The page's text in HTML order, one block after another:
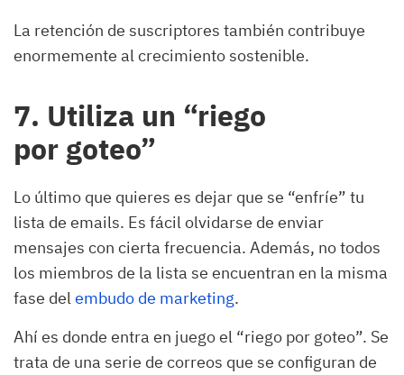
La retención de suscriptores también contribuye
enormemente al crecimiento sostenible.
7. Utiliza un “riego
por goteo”
Lo último que quieres es dejar que se “enfríe” tu
lista de emails. Es fácil olvidarse de enviar
mensajes con cierta frecuencia. Además, no todos
los miembros de la lista se encuentran en la misma
fase delembudo de marketing.
Ahí es donde entra en juego el “riego por goteo”. Se
trata de una serie de correos que se configuran de